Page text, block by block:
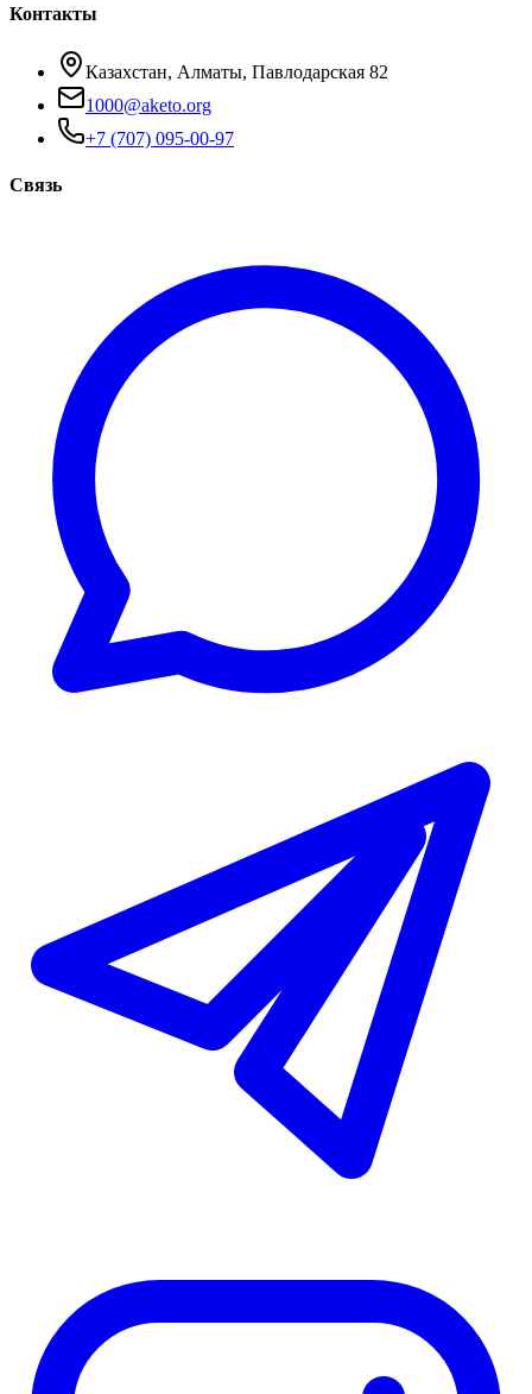
Контакты
Казахстан, Алматы, Павлодарская 82
1000@aketo.org
+7 (707) 095-00-97
Связь